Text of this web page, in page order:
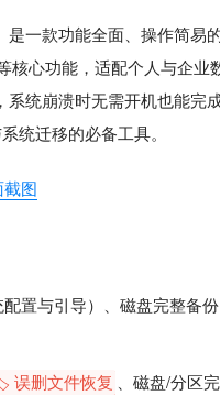
是一款功能全面、操作简易
核心功能，适配个人与企
统崩溃时无需开机也能完
统迁移的必备工具。
置与引导）、磁盘完整备
误删文件恢复
、磁盘/分区